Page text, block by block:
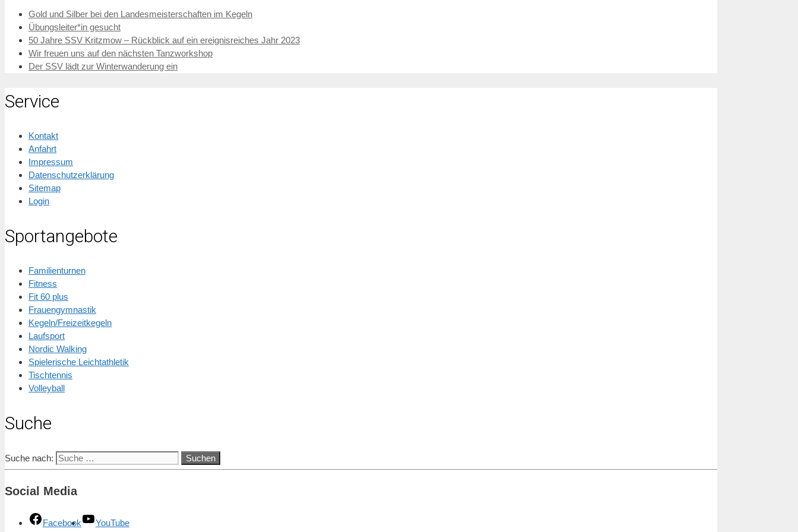
Gold und Silber bei den Landesmeisterschaften im Kegeln
Übungsleiter*in gesucht
50 Jahre SSV Kritzmow – Rückblick auf ein ereignisreiches Jahr 2023
Wir freuen uns auf den nächsten Tanzworkshop
Der SSV lädt zur Winterwanderung ein
Service
Kontakt
Anfahrt
Impressum
Datenschutzerklärung
Sitemap
Login
Sportangebote
Familienturnen
Fitness
Fit 60 plus
Frauengymnastik
Kegeln/Freizeitkegeln
Laufsport
Nordic Walking
Spielerische Leichtathletik
Tischtennis
Volleyball
Suche
Suche nach:
Social Media
Facebook YouTube